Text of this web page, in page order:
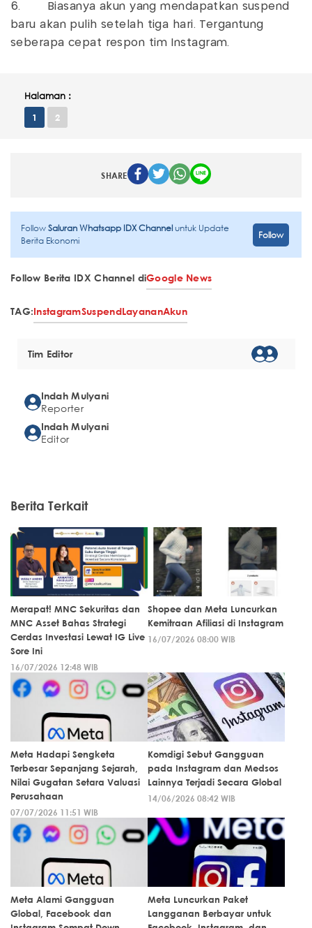
6. Biasanya akun yang mendapatkan suspend
baru akan pulih setelah tiga hari. Tergantung
seberapa cepat respon tim Instagram.
Halaman :
1 2
SHARE
FollowSaluran Whatsapp IDX Channeluntuk Update
Berita Ekonomi
Follow
Follow Berita IDX Channel diGoogle News
TAG:InstagramSuspendLayananAkun
Tim Editor
Indah Mulyani
Reporter
Indah Mulyani
Editor
Berita Terkait
Merapat! MNC Sekuritas dan
MNC Asset Bahas Strategi
Cerdas Investasi Lewat IG Live
Sore Ini
16/07/2026 12:48 WIB
Shopee dan Meta Luncurkan
Kemitraan Afiliasi di Instagram
16/07/2026 08:00 WIB
Meta Hadapi Sengketa
Terbesar Sepanjang Sejarah,
Nilai Gugatan Setara Valuasi
Perusahaan
07/07/2026 11:51 WIB
Komdigi Sebut Gangguan
pada Instagram dan Medsos
Lainnya Terjadi Secara Global
14/06/2026 08:42 WIB
Meta Alami Gangguan
Global, Facebook dan
Meta Luncurkan Paket
Langganan Berbayar untuk